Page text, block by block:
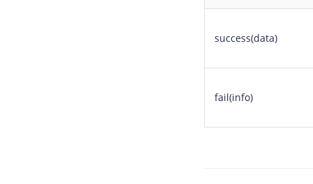
success(data)
fail(info)